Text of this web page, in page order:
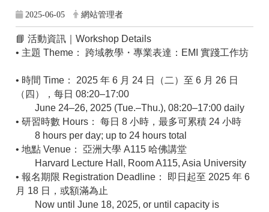
2025-06-05 網站管理者
📘 活動資訊｜Workshop Details
• 主題 Theme： 跨域教學・專業表達：EMI 實踐工作坊
• 時間 Time： 2025 年 6 月 24 日（二）至 6 月 26 日
（四），每日 08:20–17:00
June 24–26, 2025 (Tue.–Thu.), 08:20–17:00 daily
• 研習時數 Hours： 每日 8 小時，最多可累積 24 小時
8 hours per day; up to 24 hours total
• 地點 Venue： 亞洲大學 A115 哈佛講堂
Harvard Lecture Hall, Room A115, Asia University
• 報名期限 Registration Deadline： 即日起至 2025 年 6
月 18 日，或額滿為止
Now until June 18, 2025, or until capacity is